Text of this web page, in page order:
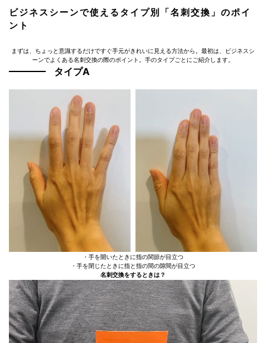
ビジネスシーンで使えるタイプ別「名刺交換」のポイ
ント
まずは、ちょっと意識するだけですぐ手元がきれいに見える方法から。最初は、ビジネスシ
ーンでよくある名刺交換の際のポイント。手のタイプごとにご紹介します。
タイプA
・手を開いたときに指の関節が目立つ
・手を閉じたときに指と指の間の隙間が目立つ
名刺交換をするときは？